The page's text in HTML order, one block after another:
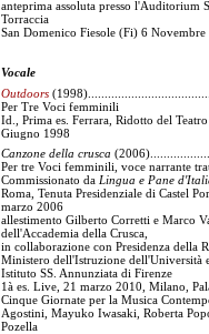
anteprima assoluta presso l'Auditorium
Torraccia
San Domenico Fiesole (Fi) 6 Novembre
Vocale
Outdoors
Per Tre Voci femminili
Id., Prima es. Ferrara, Ridotto del
Giugno 1998
Canzone della crusca
Per tre Voci femminili, voce narrante
Commissionato da Lingua e Pane
Roma, Tenuta Presidenziale di Castel
marzo 2006
allestimento Gilberto Corretti e Marco
dell'Accademia della Crusca,
in collaborazione con Presidenza della
Ministero dell'Istruzione dell'Università
Istituto SS. Annunziata di Firenze
1à es. Live, 21 marzo 2010, Milano,
Cinque Giornate per la Musica
Agostini, Mayuko Iwasaki, Roberta
Pozella